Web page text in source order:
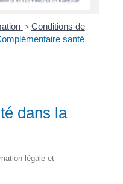
> Conditions de
santé
dans la
légale et